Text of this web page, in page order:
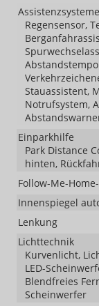
Assistenzsysteme
Regensensor,
Stauassistent,
Notrufsystem,
Einparkhilfe
Park Distance
hinten,
Follow-Me-
Innenspiegel
Lenkung
Lichttechnik
Kurvenlicht,
LED-
Blendfreies
Scheinwerfer